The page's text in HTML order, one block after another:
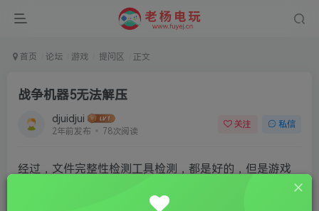
首页 论坛 游戏 提问区 正文
战争机器5无法解压
djuidjui
2年前发布 78次阅读
关注 私信
经过，文件完整性检测工具检测，都是好的，但是游戏